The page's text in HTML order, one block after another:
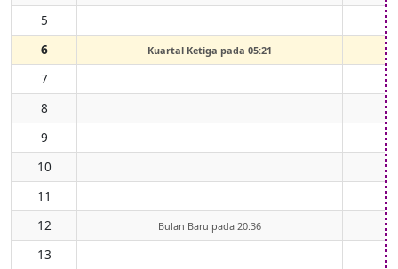
5
6
Kuartal Ketiga pada 05:21
7
8
9
10
11
12
Bulan Baru pada 20:36
13